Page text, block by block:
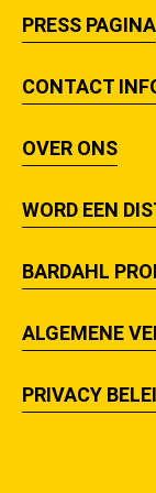
PRESS PAGINA
CONTACT
OVER ONS
WORD EEN
BARDAHL
ALGEMENE
PRIVACY